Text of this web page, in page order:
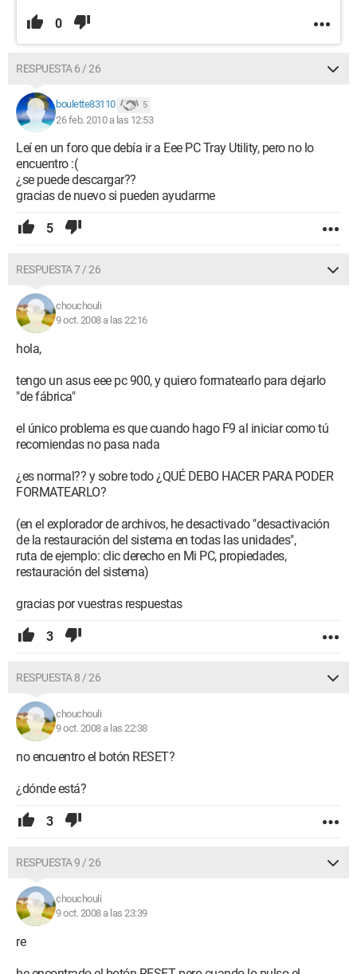
0
RESPUESTA 6 / 26
boulette83110 5
26 feb. 2010 a las 12:53
Leí en un foro que debía ir a Eee PC Tray Utility, pero no lo
encuentro :(
¿se puede descargar??
gracias de nuevo si pueden ayudarme
5
RESPUESTA 7 / 26
chouchouli
9 oct. 2008 a las 22:16
hola,
tengo un asus eee pc 900, y quiero formatearlo para dejarlo
"de fábrica"
el único problema es que cuando hago F9 al iniciar como tú
recomiendas no pasa nada
¿es normal?? y sobre todo ¿QUÉ DEBO HACER PARA PODER
FORMATEARLO?
(en el explorador de archivos, he desactivado "desactivación
de la restauración del sistema en todas las unidades",
ruta de ejemplo: clic derecho en Mi PC, propiedades,
restauración del sistema)
gracias por vuestras respuestas
3
RESPUESTA 8 / 26
chouchouli
9 oct. 2008 a las 22:38
no encuentro el botón RESET?
¿dónde está?
3
RESPUESTA 9 / 26
chouchouli
9 oct. 2008 a las 23:39
re